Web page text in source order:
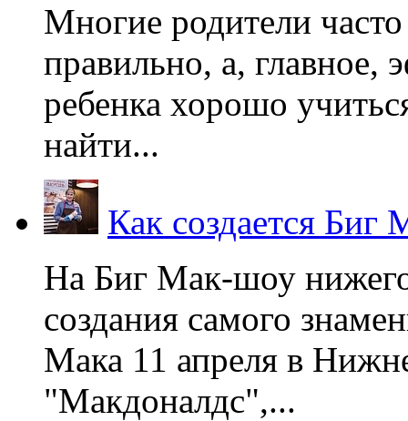
Многие родители
правильно, а, главное,
ребенка хорошо
найти...
Как создается Биг
На Биг Мак-шоу
создания самого
Мака 11 апреля в
"Макдоналдс",...